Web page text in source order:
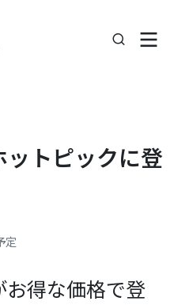
トピックに登
定
得な価格で登